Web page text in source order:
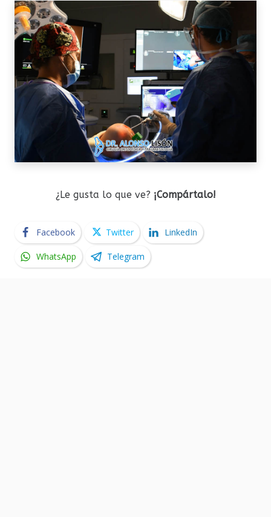
¿Le gusta lo que ve? ¡Compártalo!
Facebook Twitter LinkedIn
WhatsApp Telegram